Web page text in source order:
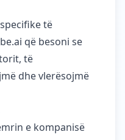
të
që besoni se
të
dhe vlerësojmë
e kompanisë